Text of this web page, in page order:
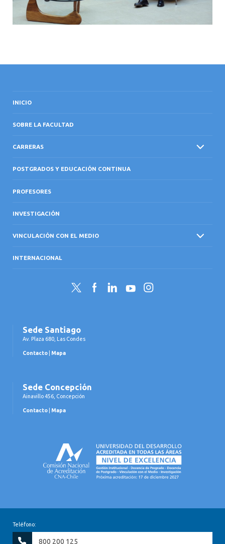
INICIO
SOBRE LA FACULTAD
CARRERAS
POSTGRADOS Y EDUCACIÓN CONTINUA
PROFESORES
INVESTIGACIÓN
VINCULACIÓN CON EL MEDIO
INTERNACIONAL
Twitter FacebookLinkedInYouTubeInstagram
Sede Santiago
Av. Plaza 680, Las Condes
Contacto Mapa
Sede Concepción
Ainavillo 456, Concepción
Contacto Mapa
Teléfono:
800 200 125